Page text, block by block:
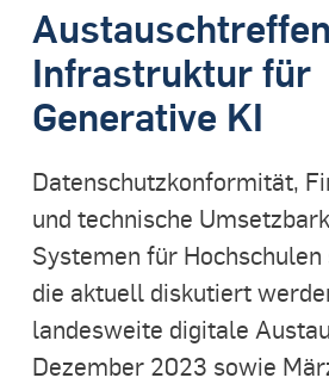
Infrastruktur für
Generative KI
Datenschutzkonformität,
und technische
Systemen für Hochschulen
die aktuell diskutiert
landesweite digitale
Dezember 2023 sowie